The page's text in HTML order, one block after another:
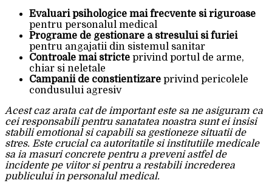
Evaluari psihologice mai frecvente si riguroase
pentru personalul medical
Programe de gestionare a stresului si furiei
pentru angajatii din sistemul sanitar
Controale mai stricte privind portul de arme,
chiar si neletale
Campanii de constientizare privind pericolele
condusului agresiv
Acest caz arata cat de important este sa ne asiguram ca
cei responsabili pentru sanatatea noastra sunt ei insisi
stabili emotional si capabili sa gestioneze situatii de
stres. Este crucial ca autoritatile si institutiile medicale
sa ia masuri concrete pentru a preveni astfel de
incidente pe viitor si pentru a restabili increderea
publicului in personalul medical.